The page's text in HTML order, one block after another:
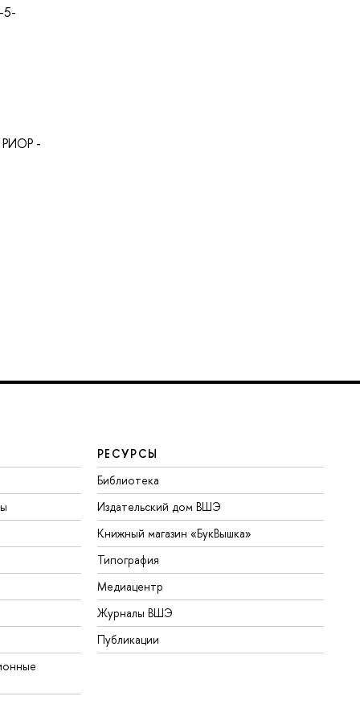
5-
РИОР -
РЕСУРСЫ
Библиотека
Издательский дом ВШЭ
Книжный магазин «БукВышка»
Типография
Медиацентр
Журналы ВШЭ
Публикации